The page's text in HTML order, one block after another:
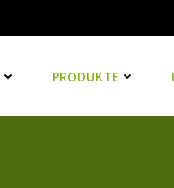
PRODUKTE